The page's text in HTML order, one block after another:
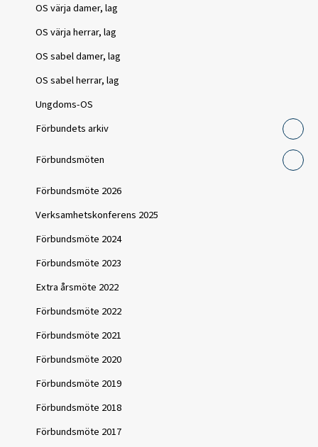
OS värja damer, lag
OS värja herrar, lag
OS sabel damer, lag
OS sabel herrar, lag
Ungdoms-OS
Förbundets arkiv
Förbundsmöten
Förbundsmöte 2026
Verksamhetskonferens 2025
Förbundsmöte 2024
Förbundsmöte 2023
Extra årsmöte 2022
Förbundsmöte 2022
Förbundsmöte 2021
Förbundsmöte 2020
Förbundsmöte 2019
Förbundsmöte 2018
Förbundsmöte 2017